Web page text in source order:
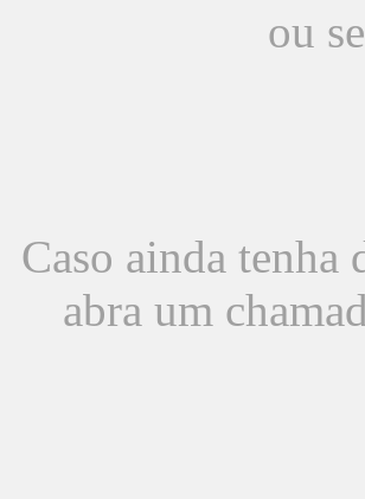
ou
Caso ainda tenha
abra um